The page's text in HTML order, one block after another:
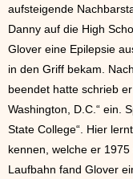
aufsteigende
Danny auf die High
Glover eine Epilepsie
in den Griff bekam.
beendet hatte schrieb
Washington, D.C.“ ein.
State College“. Hier
kennen, welche er
Laufbahn fand Glover